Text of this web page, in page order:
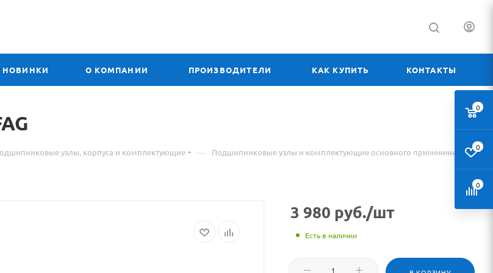
НОВИНКИ О КОМПАНИИ ПРОИЗВОДИТЕЛИ КАК КУПИТЬ КОНТАКТЫ
узлы, корпуса и комплектующие — Подшипниковые узлы и комплектующие основного применения
3 980 руб./шт
Есть в наличии
0
0
0